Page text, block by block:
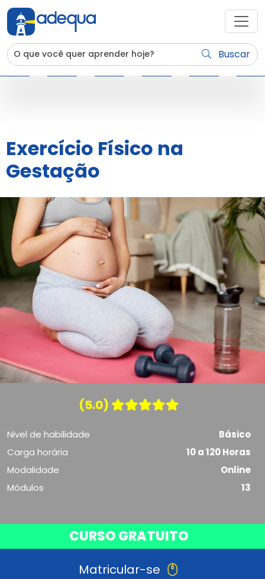
Buscar
Exercício Físico na
Gestação
(5.0)
Nivel de habilidade
Básico
Carga horária
10 a 120 Horas
Modalidade
Online
Módulos
13
CURSO GRATUITO
Matricular-se